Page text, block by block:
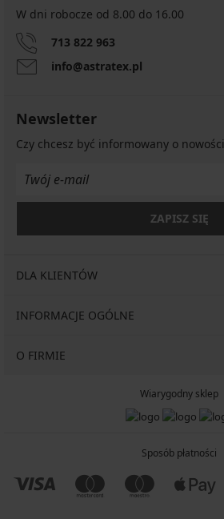
W dni robocze od 8.00 do 16.00
713 822 963
info@astratex.pl
Newsletter
Czy chcesz być informowany o
ZAPISZ SIĘ
DLA KLIENTÓW
INFORMACJE OGÓLNE
O FIRMIE
Wiarygodny sklep
Sposób płatności